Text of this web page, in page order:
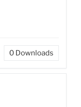
0 Downloads